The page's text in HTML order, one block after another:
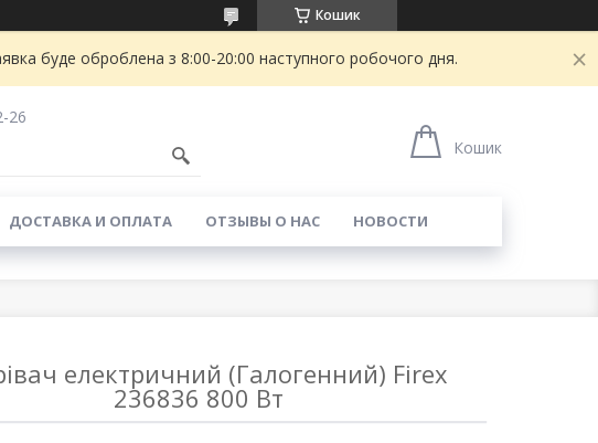
Кошик
буде оброблена з 8:00-20:00 наступного робочого дня.
26
Кошик
ДОСТАВКА И ОПЛАТА ОТЗЫВЫ О НАС НОВОСТИ
електричний (Галогенний) Firex
236836 800 Вт